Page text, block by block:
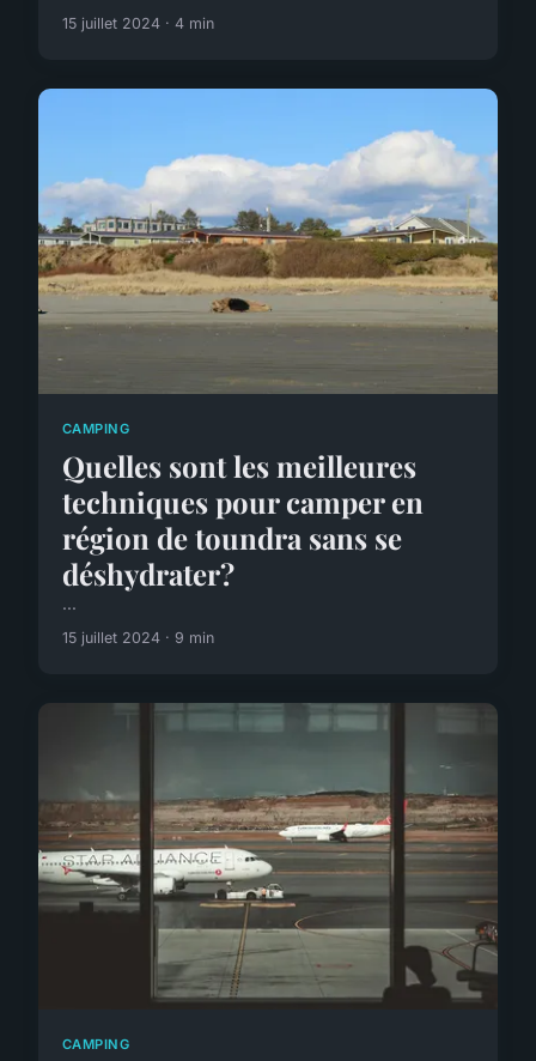
15 juillet 2024 · 4 min
CAMPING
Quelles sont les meilleures
techniques pour camper en
région de toundra sans se
déshydrater?
...
15 juillet 2024 · 9 min
CAMPING